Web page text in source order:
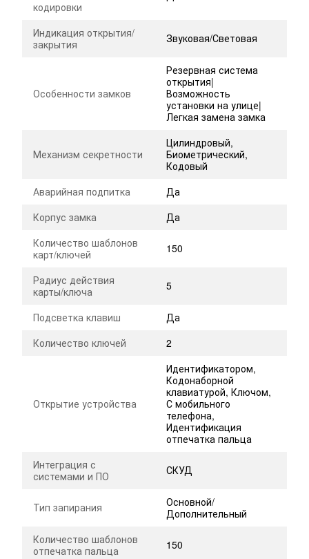
кодировки
Индикация открытия/
закрытия
Звуковая/Световая
Особенности замков
Резервная система
открытия|
Возможность
установки на улице|
Легкая замена замка
Механизм секретности
Цилиндровый,
Биометрический,
Кодовый
Аварийная подпитка
Да
Корпус замка
Да
Количество шаблонов
карт/ключей
150
Радиус действия
карты/ключа
5
Подсветка клавиш
Да
Количество ключей
2
Открытие устройства
Идентификатором,
Кодонаборной
клавиатурой, Ключом,
С мобильного
телефона,
Идентификация
отпечатка пальца
Интеграция с
системами и ПО
СКУД
Тип запирания
Основной/
Дополнительный
Количество шаблонов
отпечатка пальца
150